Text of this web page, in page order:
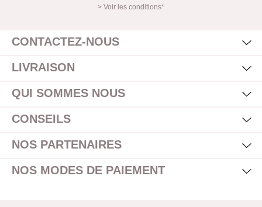
> Voir les conditions*
CONTACTEZ-NOUS
LIVRAISON
QUI SOMMES NOUS
CONSEILS
NOS PARTENAIRES
NOS MODES DE PAIEMENT